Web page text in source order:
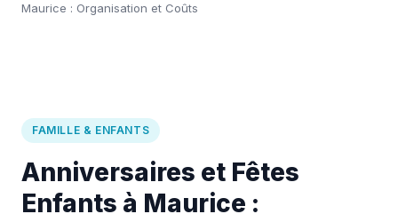
Maurice : Organisation et Coûts
FAMILLE & ENFANTS
Anniversaires et Fêtes
Enfants à Maurice :